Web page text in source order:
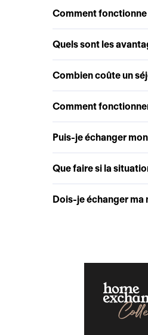
Comment fonctionne
Quels sont les
Combien coûte un
Comment
Puis-je échanger
Que faire si la
Dois-je échanger ma